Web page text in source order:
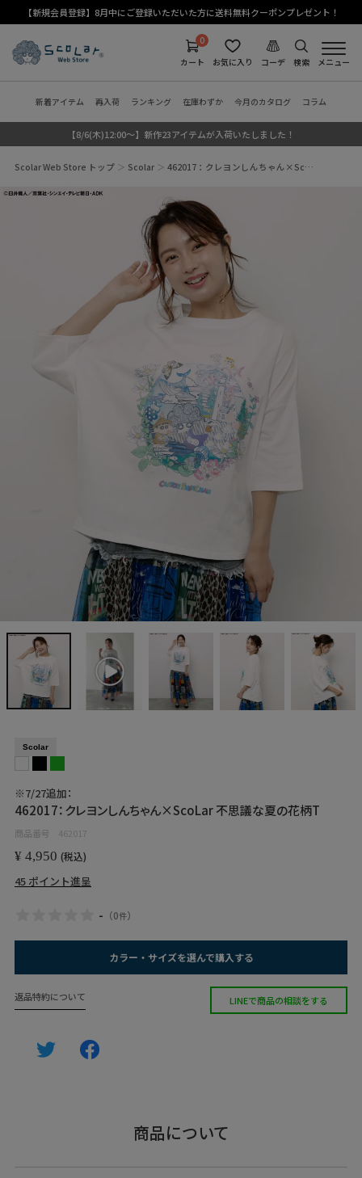
【新規会員登録】8月中にご登録いただいた方に送料無料クーポンプレゼント！
検索
コーデ
お気に入り
0
カート
メニュー
新着アイテム 再入荷 ランキング 在庫わずか 今月のカタログ コラム
【8/6(木)12:00～】新作23アイテムが入荷いたしました！
Scolar Web Store トップ Scolar 462017：クレヨンしんちゃん×Sc…
Scolar
※7/27追加：
462017：クレヨンしんちゃん×ScoLar 不思議な夏の花柄T
商品番号 462017
¥ 4,950 税込
45 ポイント進呈
- （0件）
カラー・サイズを選んで購入する
返品特約について LINEで商品の相談をする
商品について